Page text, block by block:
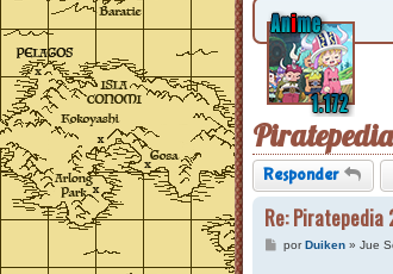
Responder
Re:
MporDuiken» Jue